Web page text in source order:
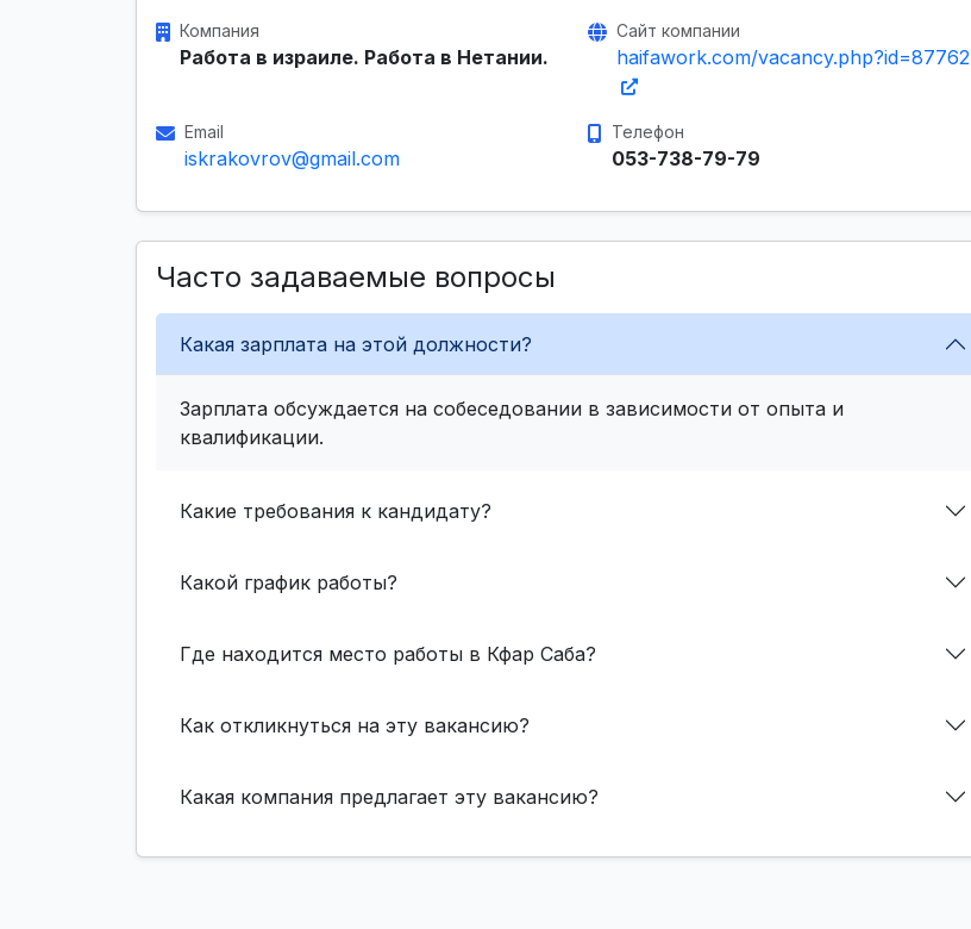
Компания
Работа в израиле. Работа в Нетании.
Сайт компании
haifawork.com/vacancy.php?id=87762
Email
iskrakovrov@gmail.com
Телефон
053-738-79-79
Часто задаваемые вопросы
Какая зарплата на этой должности?
Зарплата обсуждается на собеседовании в зависимости от опыта и
квалификации.
Какие требования к кандидату?
Какой график работы?
Где находится место работы в Кфар Саба?
Как откликнуться на эту вакансию?
Какая компания предлагает эту вакансию?